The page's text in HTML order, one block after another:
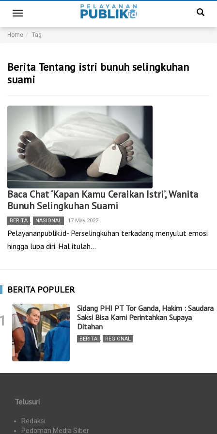
Toggle
navigation
Home Tag
Berita Tentang istri bunuh selingkuhan
suami
Baca Chat ‘Kapan Kamu Ceraikan Istri’, Wanita
Bunuh Selingkuhan Suami
BERITA , NASIONAL 17 May 2022
Pelayananpublik.id- Perselingkuhan terkadang menyulut emosi
hingga lupa diri. Hal itulah…
BERITA POPULER
Sidang PHI PT Tor Ganda, Hakim : Saudara
Saksi Bisa Kami Perintahkan Supaya
Ditahan
BERITA , REGIONAL
Telusuri
Redaksi
Pedoman Media Siber